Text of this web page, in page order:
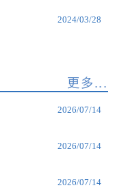
2024/03/28
更多...
2026/07/14
2026/07/14
2026/07/14